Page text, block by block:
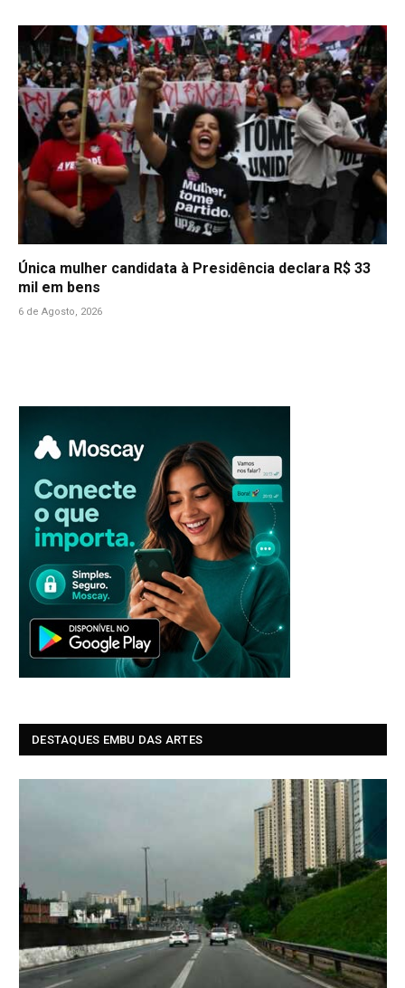
Única mulher candidata à Presidência declara R$ 33
mil em bens
6 de Agosto, 2026
DESTAQUES EMBU DAS ARTES